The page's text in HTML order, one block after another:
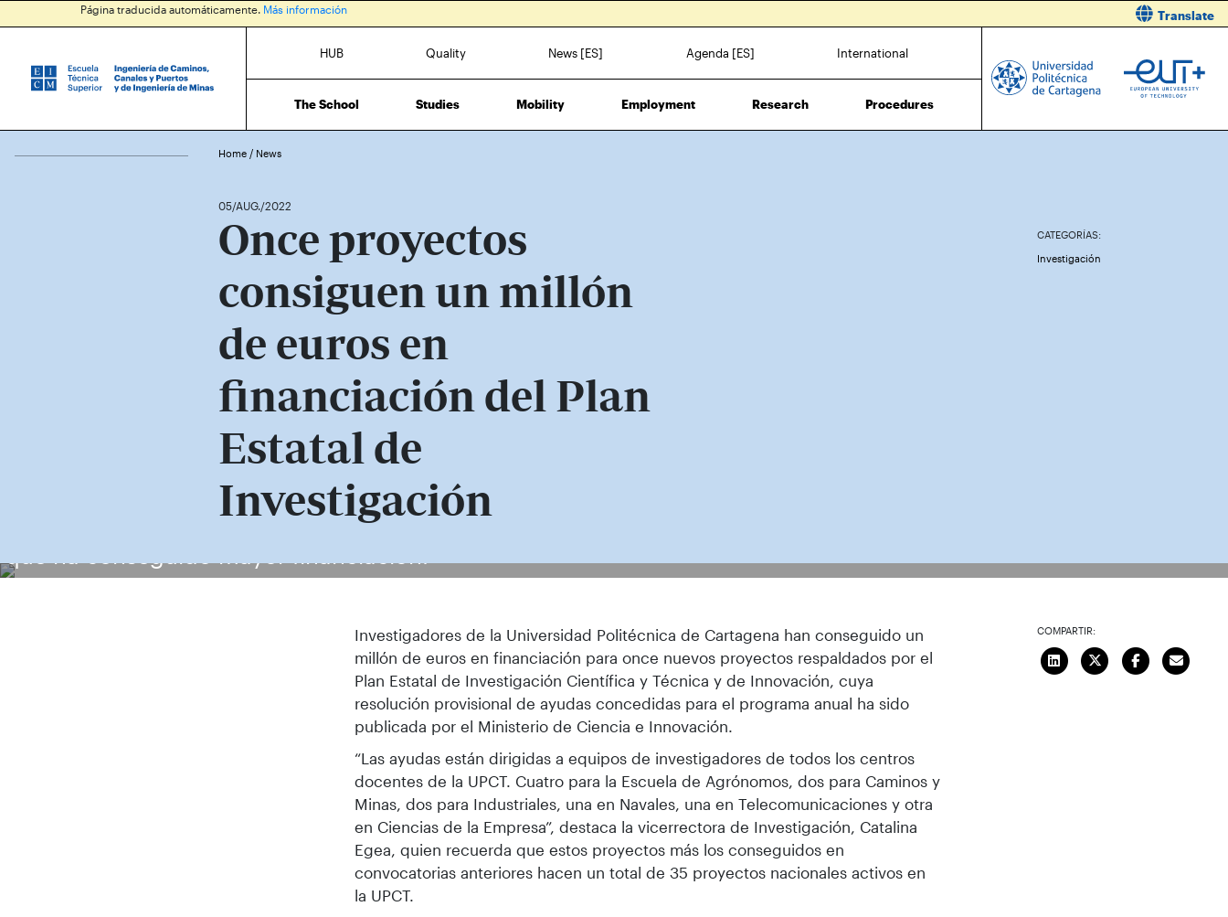
Página traducida automáticamente. Más información Translate
HUB Quality News [ES] Agenda [ES] International
The School Studies Mobility Employment Research Procedures
Home / News
05/AUG./2022
Once proyectos
consiguen un millón
de euros en
financiación del Plan
Estatal de
Investigación
CATEGORÍAS:
Investigación
Grupo de investigación en nuevos materiales al que pertenece Francisco José Carrión, responsable del proyecto
Investigadores de la Universidad Politécnica de Cartagena han conseguido un
millón de euros en financiación para once nuevos proyectos respaldados por el
Plan Estatal de Investigación Científica y Técnica y de Innovación, cuya
resolución provisional de ayudas concedidas para el programa anual ha sido
publicada por el Ministerio de Ciencia e Innovación.
“Las ayudas están dirigidas a equipos de investigadores de todos los centros
docentes de la UPCT. Cuatro para la Escuela de Agrónomos, dos para Caminos y
Minas, dos para Industriales, una en Navales, una en Telecomunicaciones y otra
en Ciencias de la Empresa”, destaca la vicerrectora de Investigación, Catalina
Egea, quien recuerda que estos proyectos más los conseguidos en
convocatorias anteriores hacen un total de 35 proyectos nacionales activos en
la UPCT.
COMPARTIR: